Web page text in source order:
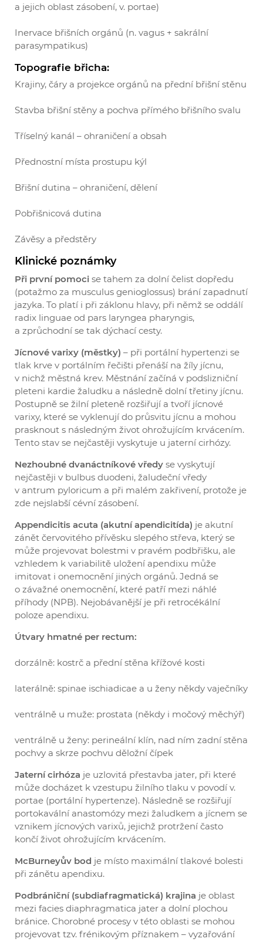
a jejich oblast zásobení, v. portae)
Inervace břišních orgánů (n. vagus + sakrální
parasympatikus)
Topografie břicha:
Krajiny, čáry a projekce orgánů na přední břišní stěnu
Stavba břišní stěny a pochva přímého břišního svalu
Tříselný kanál – ohraničení a obsah
Přednostní místa prostupu kýl
Břišní dutina – ohraničení, dělení
Pobřišnicová dutina
Závěsy a předstěry
Klinické poznámky
Při první pomoci se tahem za dolní čelist dopředu
(potažmo za musculus genioglossus) brání zapadnutí
jazyka. To platí i při záklonu hlavy, při němž se oddálí
radix linguae od pars laryngea pharyngis,
a zprůchodní se tak dýchací cesty.
Jícnové varixy (městky) – při portální hypertenzi se
tlak krve v portálním řečišti přenáší na žíly jícnu,
v nichž městná krev. Městnání začíná v podslizniční
pleteni kardie žaludku a následně dolní třetiny jícnu.
Postupně se žilní pleteně rozšiřují a tvoří jícnové
varixy, které se vyklenují do průsvitu jícnu a mohou
prasknout s následným život ohrožujícím krvácením.
Tento stav se nejčastěji vyskytuje u jaterní cirhózy.
Nezhoubné dvanáctníkové vředy se vyskytují
nejčastěji v bulbus duodeni, žaludeční vředy
v antrum pyloricum a při malém zakřivení, protože je
zde nejslabší cévní zásobení.
Appendicitis acuta (akutní apendicitída) je akutní
zánět červovitého přívěsku slepého střeva, který se
může projevovat bolestmi v pravém podbřišku, ale
vzhledem k variabilitě uložení apendixu může
imitovat i onemocnění jiných orgánů. Jedná se
o závažné onemocnění, které patří mezi náhlé
příhody (NPB). Nejobávanější je při retrocékální
poloze apendixu.
Útvary hmatné per rectum:
dorzálně: kostrč a přední stěna křížové kosti
laterálně: spinae ischiadicae a u ženy někdy vaječníky
ventrálně u muže: prostata (někdy i močový měchýř)
ventrálně u ženy: perineální klín, nad ním zadní stěna
pochvy a skrze pochvu děložní čípek
Jaterní cirhóza je uzlovitá přestavba jater, při které
může docházet k vzestupu žilního tlaku v povodí v.
portae (portální hypertenze). Následně se rozšiřují
portokavální anastomózy mezi žaludkem a jícnem se
vznikem jícnových varixů, jejichž protržení často
končí život ohrožujícím krvácením.
McBurneyův bod je místo maximální tlakové bolesti
při zánětu apendixu.
Podbrániční (subdiafragmatická) krajina je oblast
mezi facies diaphragmatica jater a dolní plochou
bránice. Chorobné procesy v této oblasti se mohou
projevovat tzv. frénikovým příznakem – vyzařování